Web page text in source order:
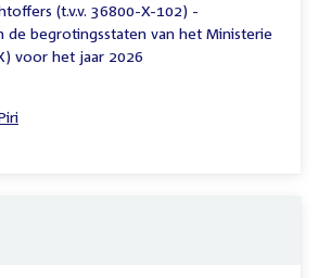
(t.v.v. 36800-X-102) -
de begrotingsstaten van het Ministerie
voor het jaar 2026